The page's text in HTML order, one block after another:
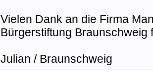
Vielen Dank an die Firma
Bürgerstiftung Braunschweig
Julian / Braunschweig